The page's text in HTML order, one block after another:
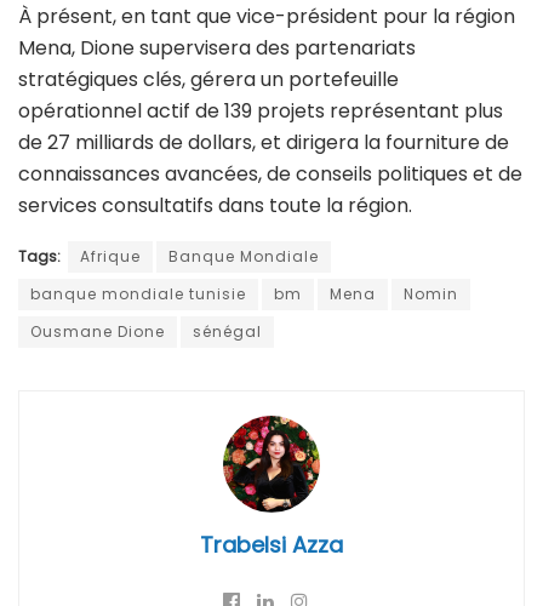
À présent, en tant que vice-président pour la région
Mena, Dione supervisera des partenariats
stratégiques clés, gérera un portefeuille
opérationnel actif de 139 projets représentant plus
de 27 milliards de dollars, et dirigera la fourniture de
connaissances avancées, de conseils politiques et de
services consultatifs dans toute la région.
Tags: Afrique
Banque Mondiale
banque mondiale tunisie
bm Mena
Nomin
Ousmane Dione
sénégal
Trabelsi Azza